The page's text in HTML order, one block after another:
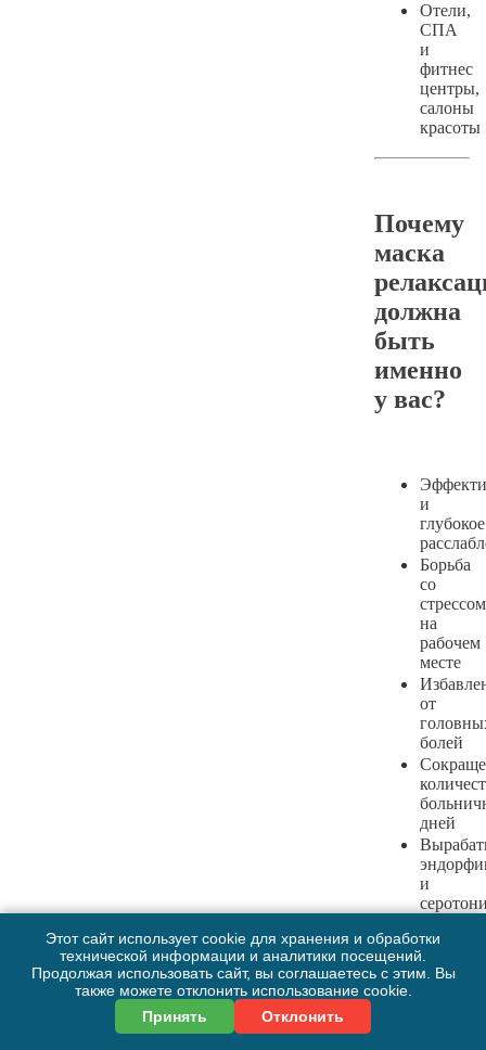
Этот сайт использует cookie для хранения и обработки
технической информации и аналитики посещений.
Продолжая использовать сайт, вы соглашаетесь с этим. Вы
также можете отклонить использование cookie.
Принять
Отклонить
Отели,
СПА
и
фитнес
центры,
салоны
красоты
Почему
маска
должна
быть
именно
у вас?
и
глубокое
Борьба
со
стрессом
на
рабочем
месте
от
болей
дней
и
влияют
на
работу